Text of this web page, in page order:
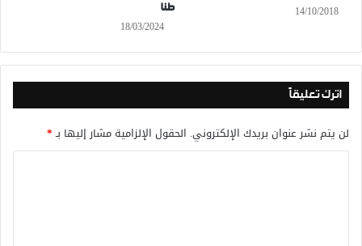
14/10/2018
طنا
18/03/2024
اترك تعليقاً
لن يتم نشر عنوان بريدك الإلكتروني. الحقول الإلزامية مشار إليها بـ*